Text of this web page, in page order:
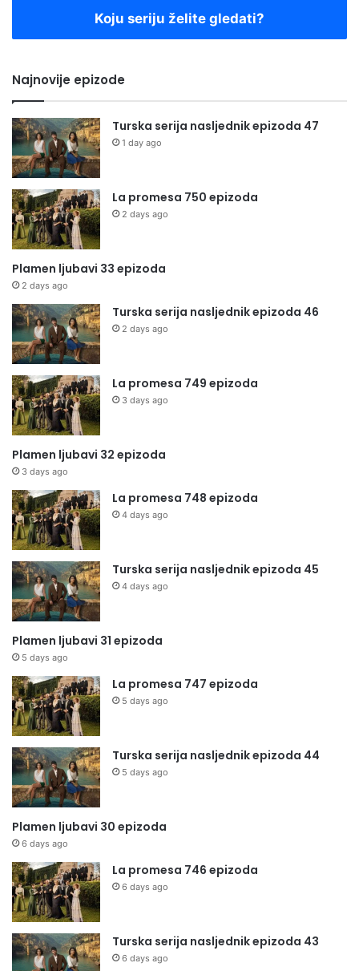
Koju seriju želite gledati?
Najnovije epizode
Turska serija nasljednik epizoda 47
1 day ago
La promesa 750 epizoda
2 days ago
Plamen ljubavi 33 epizoda
2 days ago
Turska serija nasljednik epizoda 46
2 days ago
La promesa 749 epizoda
3 days ago
Plamen ljubavi 32 epizoda
3 days ago
La promesa 748 epizoda
4 days ago
Turska serija nasljednik epizoda 45
4 days ago
Plamen ljubavi 31 epizoda
5 days ago
La promesa 747 epizoda
5 days ago
Turska serija nasljednik epizoda 44
5 days ago
Plamen ljubavi 30 epizoda
6 days ago
La promesa 746 epizoda
6 days ago
Turska serija nasljednik epizoda 43
6 days ago